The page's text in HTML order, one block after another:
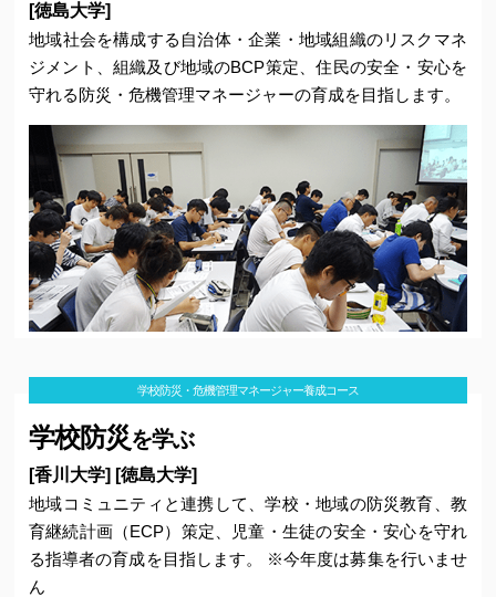
よくある質問
お問い合わせ
リンク
アクセス
香川大学 | 徳島大学
© Joint Education Center for Disaster Prevention. All Rights Reserved.
[徳島大学]
地域社会を構成する自治体・企業・地域組織のリスクマネ
ジメント、組織及び地域のBCP策定、住民の安全・安心を
守れる防災・危機管理マネージャーの育成を目指します。
学校防災・危機管理マネージャー養成コース
学校防災を学ぶ
[香川大学] [徳島大学]
地域コミュニティと連携して、学校・地域の防災教育、教
育継続計画（ECP）策定、児童・生徒の安全・安心を守れ
る指導者の育成を目指します。 ※今年度は募集を行いませ
ん